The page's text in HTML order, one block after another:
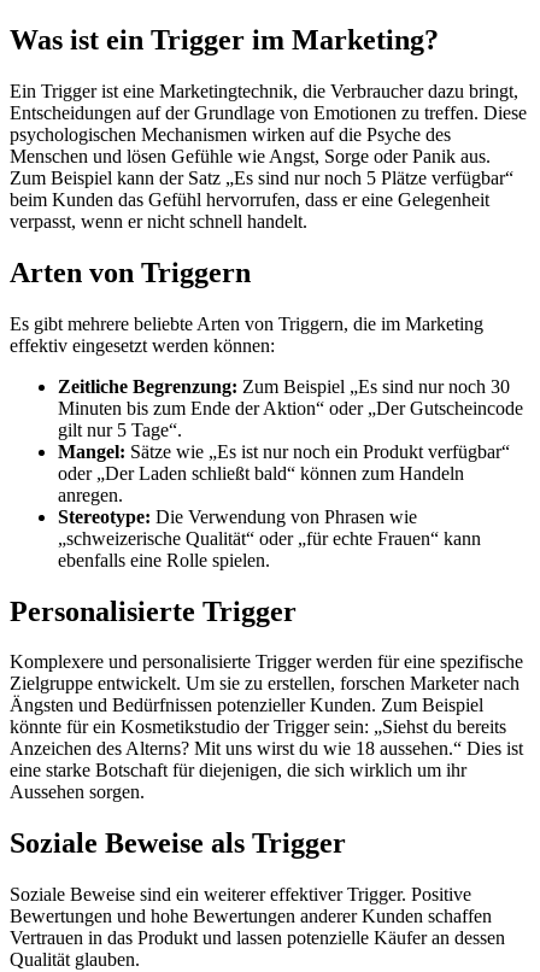
Was ist ein Trigger im Marketing?
Ein Trigger ist eine Marketingtechnik, die Verbraucher dazu bringt,
Entscheidungen auf der Grundlage von Emotionen zu treffen. Diese
psychologischen Mechanismen wirken auf die Psyche des
Menschen und lösen Gefühle wie Angst, Sorge oder Panik aus.
Zum Beispiel kann der Satz „Es sind nur noch 5 Plätze verfügbar“
beim Kunden das Gefühl hervorrufen, dass er eine Gelegenheit
verpasst, wenn er nicht schnell handelt.
Arten von Triggern
Es gibt mehrere beliebte Arten von Triggern, die im Marketing
effektiv eingesetzt werden können:
Zeitliche Begrenzung: Zum Beispiel „Es sind nur noch 30
Minuten bis zum Ende der Aktion“ oder „Der Gutscheincode
gilt nur 5 Tage“.
Mangel: Sätze wie „Es ist nur noch ein Produkt verfügbar“
oder „Der Laden schließt bald“ können zum Handeln
anregen.
Stereotype: Die Verwendung von Phrasen wie
„schweizerische Qualität“ oder „für echte Frauen“ kann
ebenfalls eine Rolle spielen.
Personalisierte Trigger
Komplexere und personalisierte Trigger werden für eine spezifische
Zielgruppe entwickelt. Um sie zu erstellen, forschen Marketer nach
Ängsten und Bedürfnissen potenzieller Kunden. Zum Beispiel
könnte für ein Kosmetikstudio der Trigger sein: „Siehst du bereits
Anzeichen des Alterns? Mit uns wirst du wie 18 aussehen.“ Dies ist
eine starke Botschaft für diejenigen, die sich wirklich um ihr
Aussehen sorgen.
Soziale Beweise als Trigger
Soziale Beweise sind ein weiterer effektiver Trigger. Positive
Bewertungen und hohe Bewertungen anderer Kunden schaffen
Vertrauen in das Produkt und lassen potenzielle Käufer an dessen
Qualität glauben.